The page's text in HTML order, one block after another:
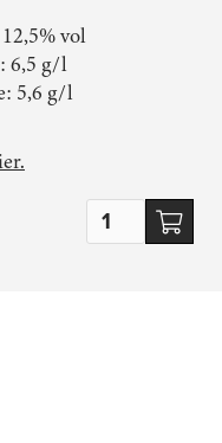
vol
6,5 g/l
5,6 g/l